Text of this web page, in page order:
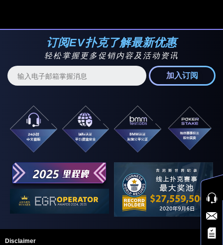
订阅EV扑克了解最新优惠
轻松掌握更多促销内容及活动资讯
加入订阅
Disclaimer